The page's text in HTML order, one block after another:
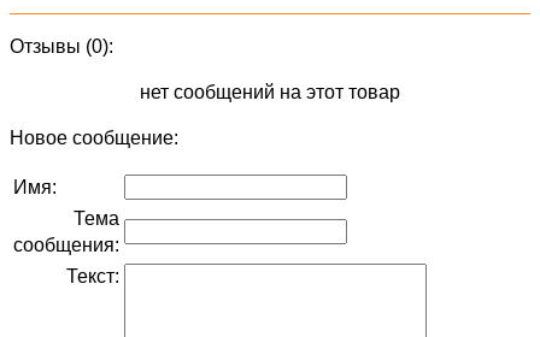
Отзывы (0):
нет сообщений на этот товар
Новое сообщение:
Имя:
Тема
сообщения:
Текст: